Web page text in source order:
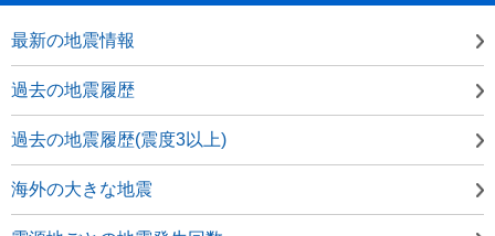
最新の地震情報
過去の地震履歴
過去の地震履歴(震度3以上)
海外の大きな地震